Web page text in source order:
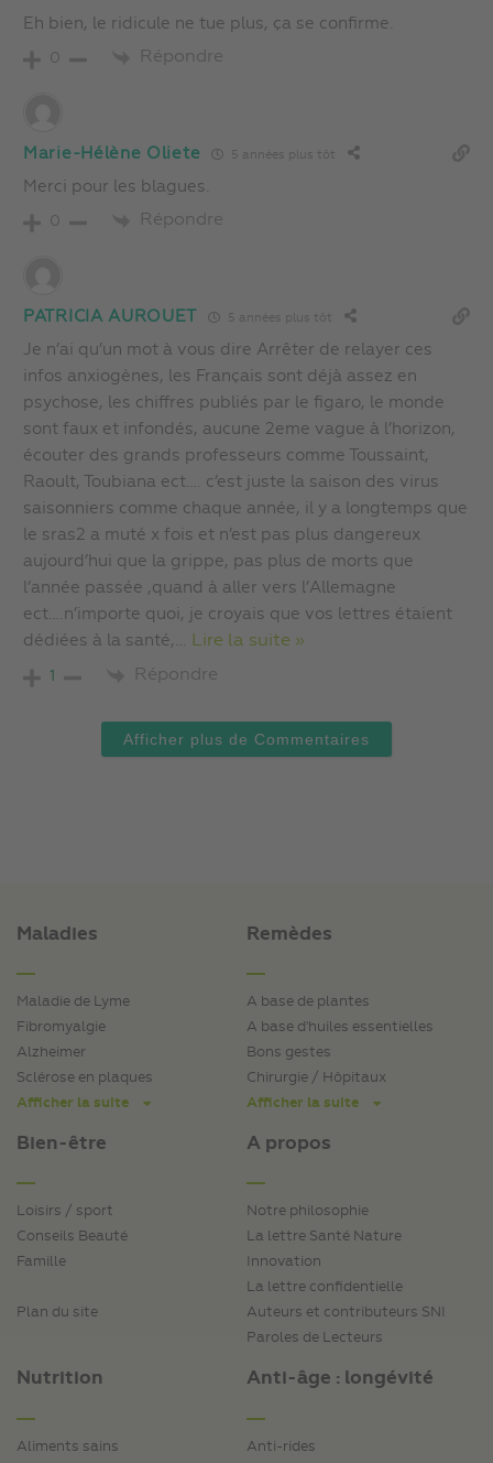
Eh bien, le ridicule ne tue plus, ça se confirme.
0 Répondre
Marie-Hélène Oliete 5 années plus tôt
Merci pour les blagues.
0 Répondre
PATRICIA AUROUET 5 années plus tôt
Je n’ai qu’un mot à vous dire Arrêter de relayer ces
infos anxiogènes, les Français sont déjà assez en
psychose, les chiffres publiés par le figaro, le monde
sont faux et infondés, aucune 2eme vague à l’horizon,
écouter des grands professeurs comme Toussaint,
Raoult, Toubiana ect…. c’est juste la saison des virus
saisonniers comme chaque année, il y a longtemps que
le sras2 a muté x fois et n’est pas plus dangereux
aujourd’hui que la grippe, pas plus de morts que
l’année passée ,quand à aller vers l’Allemagne
ect….n’importe quoi, je croyais que vos lettres étaient
dédiées à la santé, … Lire la suite »
1 Répondre
Afficher plus de Commentaires
Maladies
Maladie de Lyme
Fibromyalgie
Alzheimer
Sclérose en plaques
Afficher la suite
Bien-être
Loisirs / sport
Conseils Beauté
Famille
Plan du site
Remèdes
A base de plantes
A base d'huiles essentielles
Bons gestes
Chirurgie / Hôpitaux
Afficher la suite
A propos
Notre philosophie
La lettre Santé Nature
Innovation
La lettre confidentielle
Auteurs et contributeurs SNI
Paroles de Lecteurs
Nutrition
Aliments sains
Anti-âge : longévité
Anti-rides